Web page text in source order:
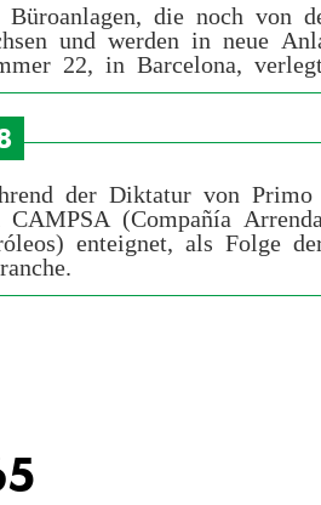
Büroanlagen, die noch von
und werden in neue
22, in Barcelona, verlegt.
der Diktatur von
CAMPSA (Compañía
enteignet, als Folge